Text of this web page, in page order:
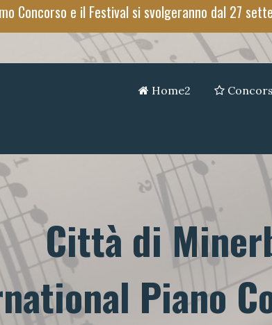
Concorso e il Festival si svolgeranno dal 27
Home2
Città di
Piano